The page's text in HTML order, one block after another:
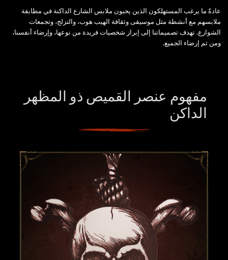
عادةً ما يرغب المستهلكون الذين يحبون ملابس الشارع الداكنة في مطابقة
ملابسهم مع أنشطة مثل موسيقى وثقافة الهيب هوب، والتزلج، وتجمعات
الشوارع. تهدف تصميماتنا إلى إبراز شخصيات فريدة من نوعها، وإرضاء أنفسنا،
ومن ثم إرضاء الجميع.
مفهوم عنصر القميص ذو المظهر
الداكن